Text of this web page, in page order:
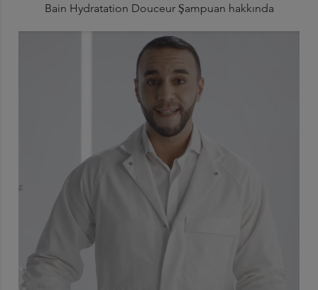
Bain Hydratation Douceur Şampuan hakkında